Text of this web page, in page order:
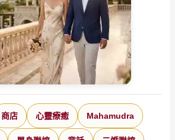
商店 心靈療癒 Mahamudra